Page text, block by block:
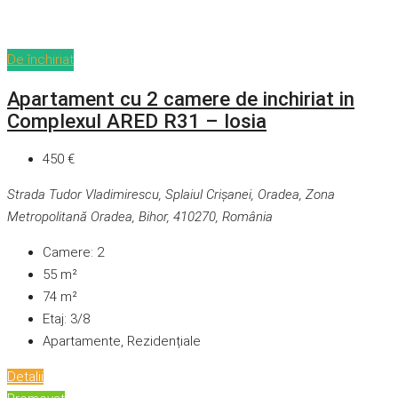
De închiriat
Apartament cu 2 camere de inchiriat in
Complexul ARED R31 – Iosia
450 €
Strada Tudor Vladimirescu, Splaiul Crișanei, Oradea, Zona
Metropolitană Oradea, Bihor, 410270, România
Camere: 2
55 m²
74 m²
Etaj: 3/8
Apartamente, Rezidențiale
Detalii